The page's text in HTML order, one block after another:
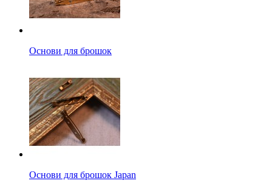
Основи для брошок
Основи для брошок Japan